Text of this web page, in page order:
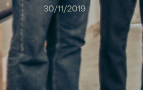
30/11/2019